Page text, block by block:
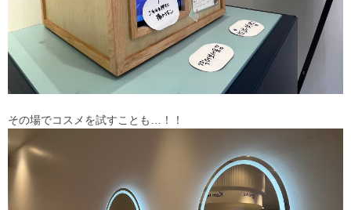
その場でコスメを試すことも…！！